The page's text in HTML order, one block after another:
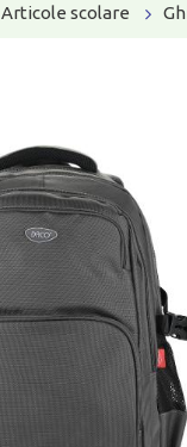
Articole scolare